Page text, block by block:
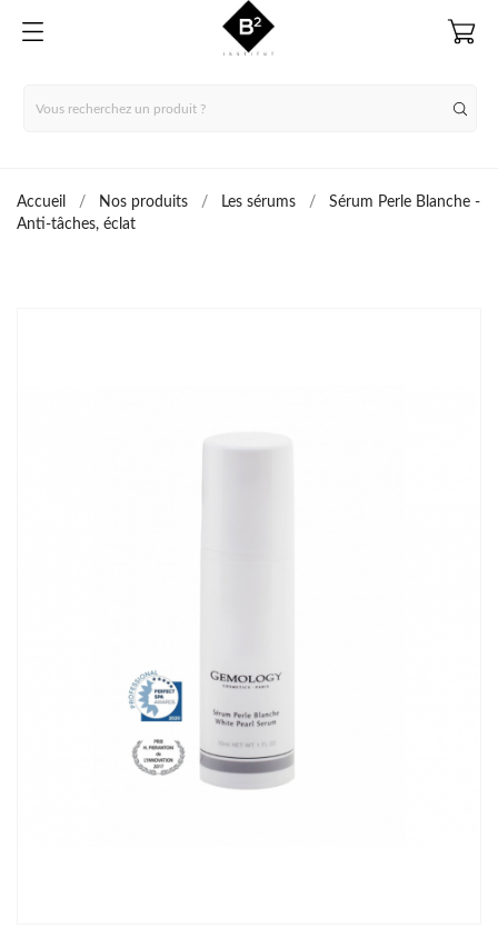
Accueil Nos produits Les sérums
Sérum Perle Blanche -
Anti-tâches, éclat